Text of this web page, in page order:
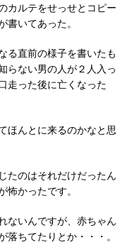
カルテをせっせとコピー
書いてあった。
る直前の様子を書いたも
らない男の人が２人入っ
走った後に亡くなった
ほんとに来るのかなと思
たのはそれだけだったん
かったです。
ないんですが、赤ちゃん
ちてたりとか・・・。